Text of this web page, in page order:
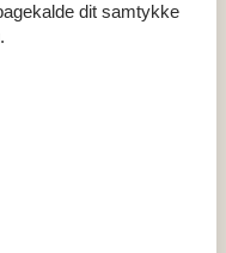
i Skagen giver
familiens bånd gennem
kan tilbringes med
dit samtykke